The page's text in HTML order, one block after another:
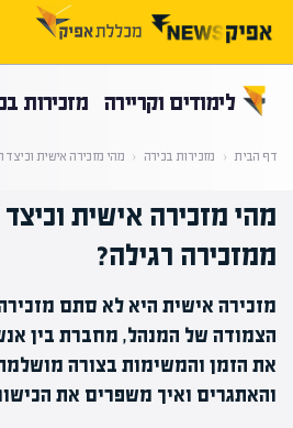
לימודים וקריירה מזכירות
דף הבית ‹ מזכירות בכירה ‹ מהי מזכירה אישית
מהי מזכירה אישית
ממזכירה רגילה?
מזכירה אישית היא לא סתם
הצמודה של המנהל, מחברת בין
את הזמן והמשימות בצורה
והאתגרים ואיך משפרים את